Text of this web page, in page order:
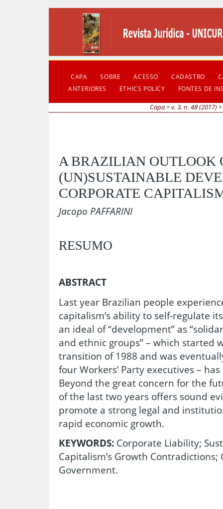
CAPA SOBRE ACESSO CADASTRO
ANTERIORES
ETHICS POLICY FONTES DE
Capa>v. 3, n. 48 (2017)>
A BRAZILIAN OUTLOOK
(UN)SUSTAINABLE
CORPORATE
Jacopo PAFFARINI
RESUMO
ABSTRACT
Last year Brazilian people
capitalism’s ability to self-regulate
an ideal of “development” as
and ethnic groups” – which started
transition of 1988 and was
four Workers’ Party executives –
Beyond the great concern for the
of the last two years offers sound
promote a strong legal and
rapid economic growth.
KEYWORDS: Corporate Liability;
Capitalism’s Growth
Government.